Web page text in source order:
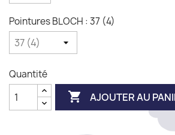
Pointures BLOCH : 37 (4)
Quantité
 AJOUTER AU